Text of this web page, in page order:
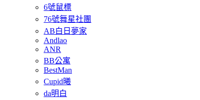
6號鼠標
76號舞星社團
AB白日夢家
Andlao
ANR
BB公寓
BestMan
Cupid曦
da明白